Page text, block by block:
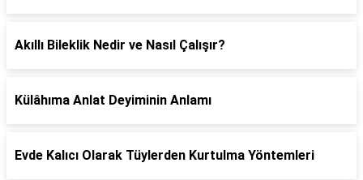
Akıllı Bileklik Nedir ve Nasıl Çalışır?
Külâhıma Anlat Deyiminin Anlamı
Evde Kalıcı Olarak Tüylerden Kurtulma Yöntemleri